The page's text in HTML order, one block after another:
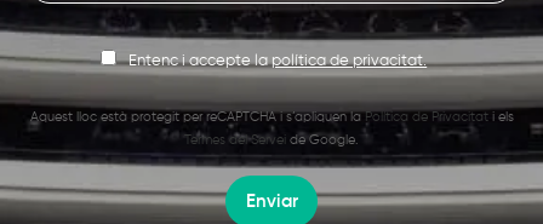
Entenc i accepte lapolítica de privacitat.
Aquest lloc està protegit per reCAPTCHA i s’apliquen la Política de Privacitati els
Termes del Servei de Google.
Enviar